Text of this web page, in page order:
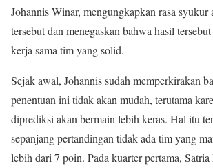
Johannis Winar, mengungkapkan rasa syukur
tersebut dan menegaskan bahwa hasil
kerja sama tim yang solid.
Sejak awal, Johannis sudah memperkirakan
penentuan ini tidak akan mudah, terutama
diprediksi akan bermain lebih keras. Hal itu
sepanjang pertandingan tidak ada tim yang
lebih dari 7 poin. Pada kuarter pertama,